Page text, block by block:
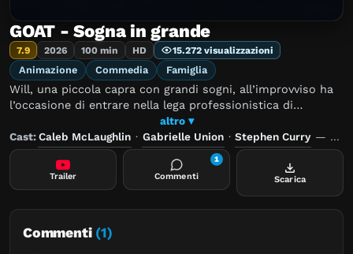
GOAT - Sogna in grande
7.9 2026 100 min HD 15.272 visualizzazioni
Animazione Commedia Famiglia
Will, una piccola capra con grandi sogni, all’improvviso ha
l’occasione di entrare nella lega professionistica di
“pallaruggente”, uno sport ad alto tasso di adrenalina,
dominato dagli animali più veloci e feroci del pianeta. I suoi
nuovi compagni non sono esattamente entusiasti all’idea di
avere una capretta in squadra, ma Will è deciso a cambiare
le regole del gioco e dimostrare, una volta per tutte, che
altro ▾
Cast:Caleb McLaughlin · Gabrielle Union · Stephen Curry —
Trailer Commenti
1
Scarica
Commenti (1)